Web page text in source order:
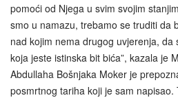
pomoći od Njega u svim svojim
smo u namazu, trebamo se truditi da
nad kojim nema drugog uvjerenja, da
koja jeste istinska bit bića”, kazala je
Abdullaha Bošnjaka Moker je
posmrtnog tariha koji je sam napisao.